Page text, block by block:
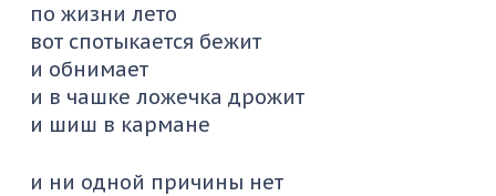
по жизни лето
вот спотыкается бежит
и обнимает
и в чашке ложечка дрожит
и шиш в кармане
и ни одной причины нет